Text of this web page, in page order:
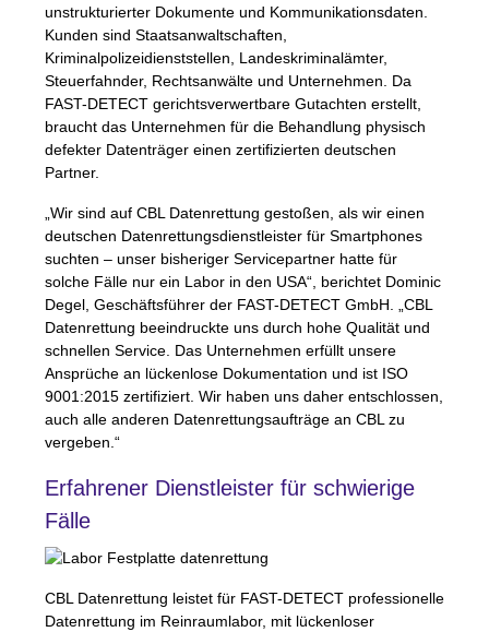
unstrukturierter Dokumente und Kommunikationsdaten.
Kunden sind Staatsanwaltschaften,
Kriminalpolizeidienststellen, Landeskriminalämter,
Steuerfahnder, Rechtsanwälte und Unternehmen. Da
FAST-DETECT gerichtsverwertbare Gutachten erstellt,
braucht das Unternehmen für die Behandlung physisch
defekter Datenträger einen zertifizierten deutschen
Partner.
„Wir sind auf CBLDatenrettung gestoßen, als wir einen
deutschen Datenrettungsdienstleister für Smartphones
suchten – unser bisheriger Servicepartner hatte für
solche Fälle nur ein Labor in den USA“, berichtet Dominic
Degel, Geschäftsführer der FAST-DETECT GmbH. „CBL
Datenrettung beeindruckte uns durch hohe Qualität und
schnellen Service. Das Unternehmen erfüllt unsere
Ansprüche an lückenlose Dokumentation und ist ISO
9001:2015 zertifiziert. Wir haben uns daher entschlossen,
auch alle anderen Datenrettungsaufträge an CBLzu
vergeben.“
Erfahrener Dienstleister für schwierige
Fälle
CBL Datenrettung leistet für FAST-DETECT professionelle
Datenrettung im Reinraumlabor, mit lückenloser